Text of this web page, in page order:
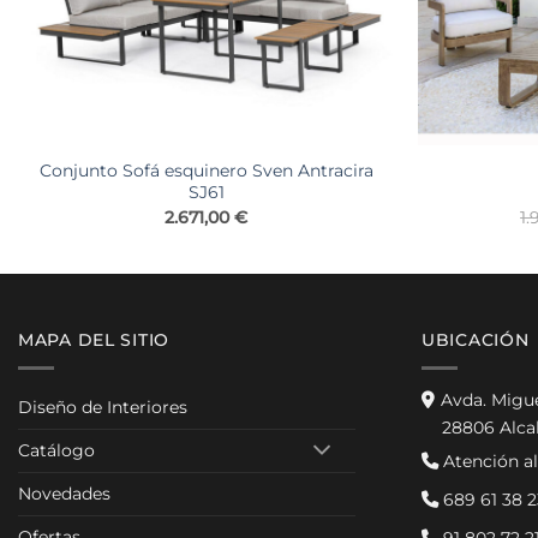
Conjunto Sofá esquinero Sven Antracira
SJ61
2.671,00€
MAPA DEL SITIO
Diseño de Interiores
Catálogo
Novedades
UBICACIÓN
Avda.
28806
Atención
689 61 38